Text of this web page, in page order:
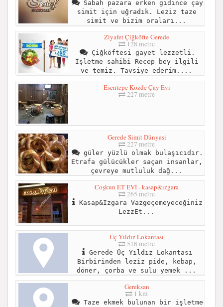
Sabah pazara erken gidince çay
simit için uğradık. Leziz taze
simit ve bizim oraları...
Ziyafet Çiğköfte Gerede
128 metre
Çiğköftesi gayet lezzetli.
İşletme sahibi Recep bey ilgili
ve temiz. Tavsiye ederim....
Esentepe Közde Çay Evi
227 metre
Gerede Simit Dünyasi
227 metre
güler yüzlü olmak bulaşıcıdır.
Etrafa gülücükler saçan insanlar,
çevreye mutluluk dağ...
Coşkun ET EVİ - kasap&ızgara
265 metre
Kasap&Izgara Vazgeçemeyeceğiniz
LezzEt...
Üç Yıldız Lokantası
518 metre
Gerede Üç Yıldız Lokantası
Birbirinden leziz pide, kebap,
döner, çorba ve sulu yemek ...
Gereksan
1 km
Taze ekmek bulunan bir işletme